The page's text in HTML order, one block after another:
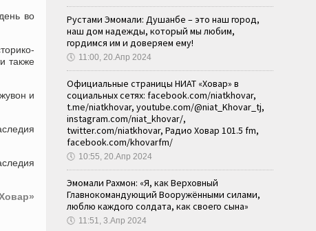
во
также
и
Рустами Эмомали: Душанбе – это наш город,
наш дом надежды, который мы любим,
гордимся им и доверяем ему!
🕔 11:00, 20.Апр 2024
Официальные страницы НИАТ «Ховар» в
социальных сетях: facebook.com/niatkhovar,
t.me/niatkhovar, youtube.com/@niat_Khovar_tj,
instagram.com/niat_khovar/,
twitter.com/niatkhovar, Радио Ховар 101.5 fm,
facebook.com/khovarfm/
🕔 10:55, 20.Апр 2024
Эмомали Рахмон: «Я, как Верховный
Главнокомандующий Вооружёнными силами,
люблю каждого солдата, как своего сына»
🕔 11:51, 3.Апр 2024